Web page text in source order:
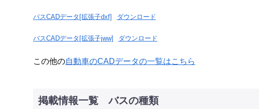
バスCADデータ[拡張子dxf] ダウンロード
バスCADデータ[拡張子jww] ダウンロード
この他の自動車のCADデータの一覧はこちら
掲載情報一覧 バスの種類